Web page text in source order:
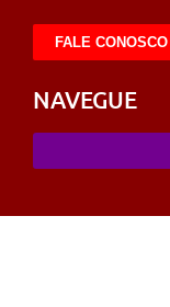
FALE CONOSCO
NAVEGUE